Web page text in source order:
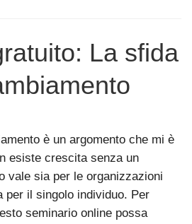
La sfida
è un argomento che mi è
esiste crescita senza un
vale sia per le organizzazioni
per il singolo individuo. Per
seminario online possa